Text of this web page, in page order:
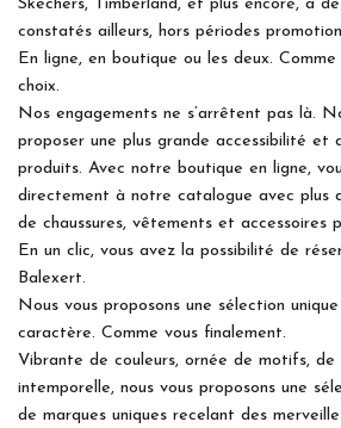
Skechers, Timberland, et plus encore, à
constatés ailleurs, hors périodes
En ligne, en boutique ou les deux.
choix.
Nos engagements ne s’arrêtent pas là.
proposer une plus grande accessibilité et
produits. Avec notre boutique en ligne,
directement à notre catalogue avec plus
de chaussures, vêtements et accessoires
En un clic, vous avez la possibilité de
Balexert.
Nous vous proposons une sélection
caractère. Comme vous finalement.
Vibrante de couleurs, ornée de motifs, de
intemporelle, nous vous proposons une
de marques uniques recelant des